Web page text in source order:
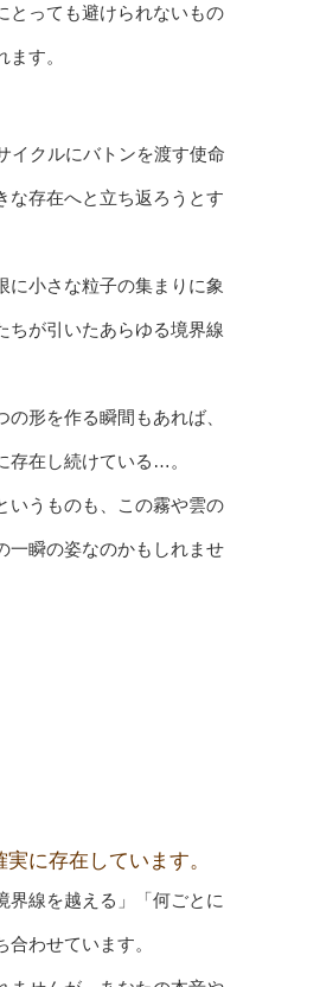
とっても避けられないもの
す。
イクルにバトンを渡す使命
な存在へと立ち返ろうとす
に小さな粒子の集まりに象
ちが引いたあらゆる境界線
形を作る瞬間もあれば、
存在し続けている…。
いうものも、この霧や雲の
一瞬の姿なのかもしれませ
に存在しています。
界線を越える」「何ごとに
わせています。